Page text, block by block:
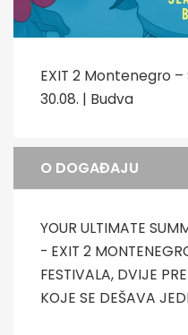
EXIT 2 Montenegro
30.08. | Budva
O DOGAĐAJU
YOUR ULTIMATE
- EXIT 2
FESTIVALA, DVIJE
KOJE SE DEŠAVA